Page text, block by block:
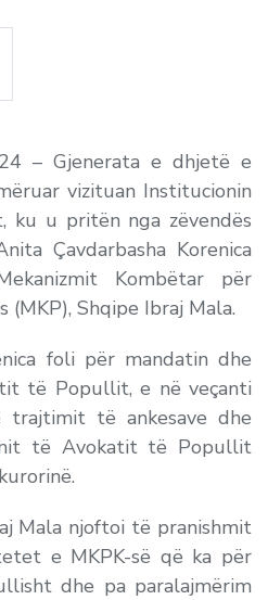
– Gjenerata e dhjetë e
vizituan Institucionin
u pritën nga zëvendës
Çavdarbasha Korenica
Kombëtar për
Shqipe Ibraj Mala.
foli për mandatin dhe
të Popullit, e në veçanti
të ankesave dhe
të Avokatit të Popullit
Mala njoftoi të pranishmit
e MKPK-së që ka për
dhe pa paralajmërim